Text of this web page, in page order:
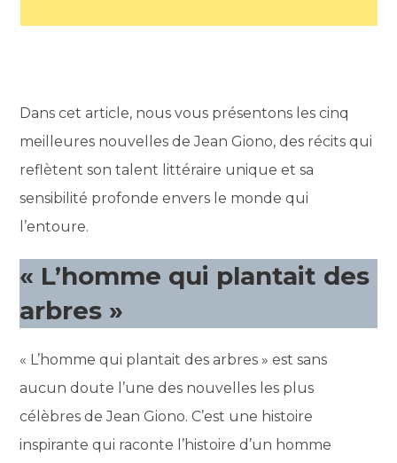
Dans cet article, nous vous présentons les cinq
meilleures nouvelles de Jean Giono, des récits qui
reflètent son talent littéraire unique et sa
sensibilité profonde envers le monde qui
l’entoure.
« L’homme qui plantait des
arbres »
« L’homme qui plantait des arbres » est sans
aucun doute l’une des nouvelles les plus
célèbres de Jean Giono. C’est une histoire
inspirante qui raconte l’histoire d’un homme